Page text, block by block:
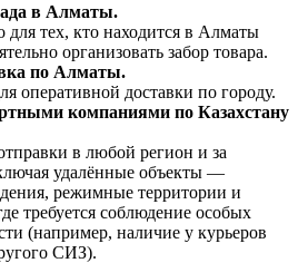
в Алматы.
для тех, кто находится в Алматы
организовать забор товара.
по Алматы.
оперативной доставки по городу.
компаниями по Казахстану
в любой регион и за
удалённые объекты —
режимные территории и
требуется соблюдение особых
(например, наличие у курьеров
СИЗ).